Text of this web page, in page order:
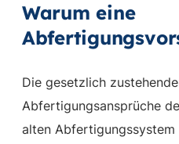
Warum eine
Die gesetzlich
Abfertigungsansprüche
alten Abfertigungssystem